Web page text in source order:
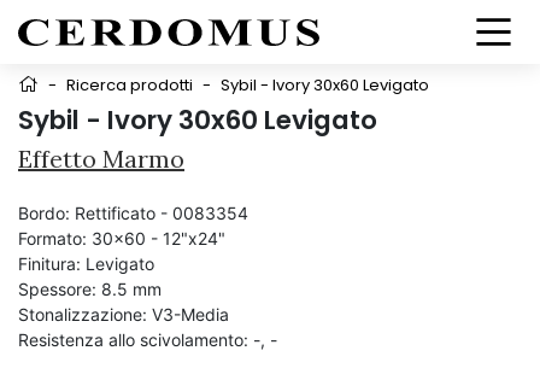
- Ricerca prodotti - Sybil - Ivory 30x60 Levigato
Sybil - Ivory 30x60 Levigato
Effetto Marmo
Bordo: Rettificato - 0083354
Formato: 30x60 - 12"x24"
Finitura: Levigato
Spessore: 8.5 mm
Stonalizzazione: V3-Media
Resistenza allo scivolamento: -, -